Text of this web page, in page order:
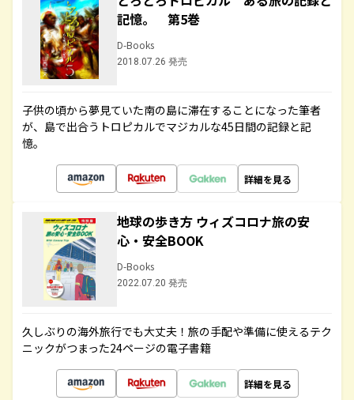
記憶。 第5巻
D-Books
2018.07.26 発売
子供の頃から夢見ていた南の島に滞在することになった筆者
が、島で出合うトロピカルでマジカルな45日間の記録と記
憶。
詳細を見る
地球の歩き方 ウィズコロナ旅の安
心・安全BOOK
D-Books
2022.07.20 発売
久しぶりの海外旅行でも大丈夫！旅の手配や準備に使えるテク
ニックがつまった24ページの電子書籍
詳細を見る